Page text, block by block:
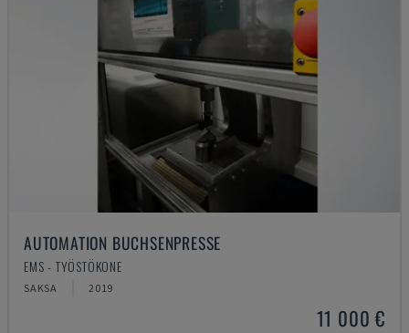
AUTOMATION BUCHSENPRESSE
EMS - TYÖSTÖKONE
SAKSA 2019
11 000 €